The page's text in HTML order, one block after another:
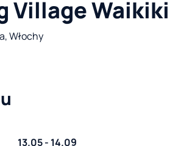
Village Waikiki
Włochy
13.05 - 14.09